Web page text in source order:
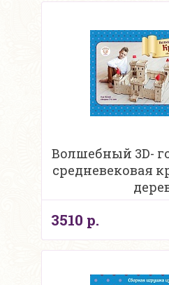
Волшебный 3D-
средневековая
3510 р.